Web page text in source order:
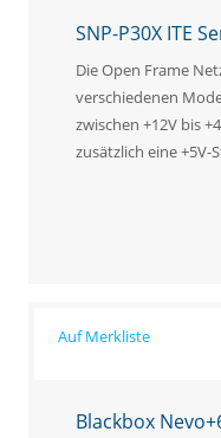
SNP-P30X ITE
Die Open Frame
verschiedenen
zwischen +12V bis
zusätzlich eine
Blackbox